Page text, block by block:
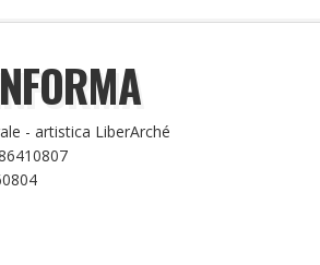
- artistica LiberArché